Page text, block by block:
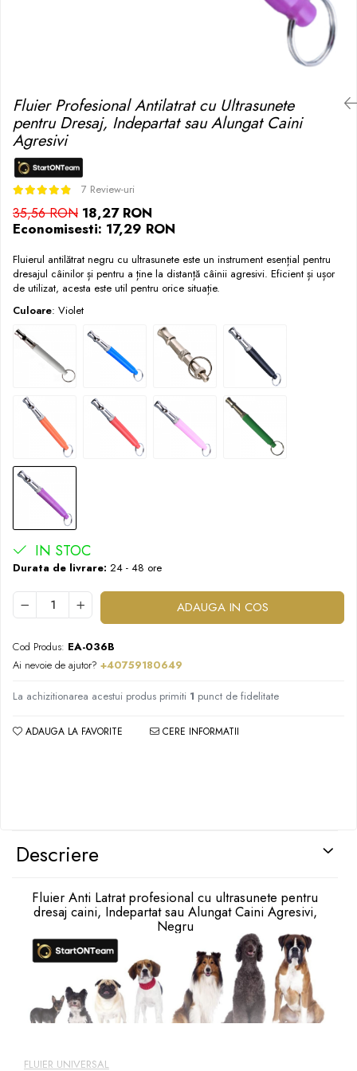
Fluier Profesional Antilatrat cu Ultrasunete
pentru Dresaj, Indepartat sau Alungat Caini
Agresivi
7 Review-uri
35,56 RON 18,27 RON
Economisesti: 17,29 RON
Fluierul antilătrat negru cu ultrasunete este un instrument esențial pentru
dresajul câinilor și pentru a ține la distanță câinii agresivi. Eficient și ușor
de utilizat, acesta este util pentru orice situație.
Culoare: Violet
IN STOC
Durata de livrare: 24 - 48 ore
ADAUGA IN COS
Cod Produs: EA-036B
Ai nevoie de ajutor? +40759180649
La achizitionarea acestui produs primiti 1 punct de fidelitate
ADAUGA LA FAVORITE CERE INFORMATII
Descriere
Fluier Anti Latrat profesional cu ultrasunete pentru
dresaj caini, Indepartat sau Alungat Caini Agresivi,
Negru
FLUIER UNIVERSAL